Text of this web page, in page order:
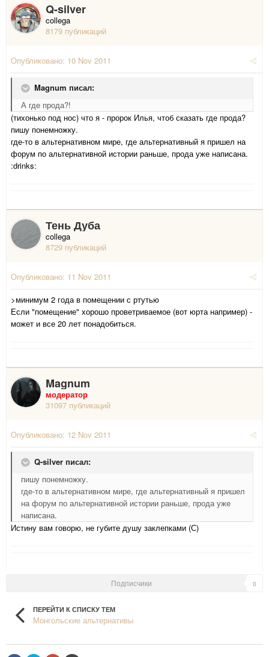
Q-silver
collega
8179 публикаций
Опубликовано: 10 Nov 2011
Magnum писал:
А где прода?!
(тихонько под нос) что я - пророк Илья, чтоб сказать где прода?
пишу понемножку.
где-то в альтернативном мире, где альтернативный я пришел на
форум по альтернативной истории раньше, прода уже написана.
:drinks:
Тень Дуба
collega
8729 публикаций
Опубликовано: 11 Nov 2011
>минимум 2 года в помещении с ртутью
Если "помещение" хорошо проветриваемое (вот юрта например) -
может и все 20 лет понадобиться.
Magnum
модератор
31097 публикаций
Опубликовано: 12 Nov 2011
Q-silver писал:
пишу понемножку.
где-то в альтернативном мире, где альтернативный я пришел
на форум по альтернативной истории раньше, прода уже
написана.
Истину вам говорю, не губите душу заклепками (С)
Подписчики 0
ПЕРЕЙТИ К СПИСКУ ТЕМ
Монгольские альтернативы